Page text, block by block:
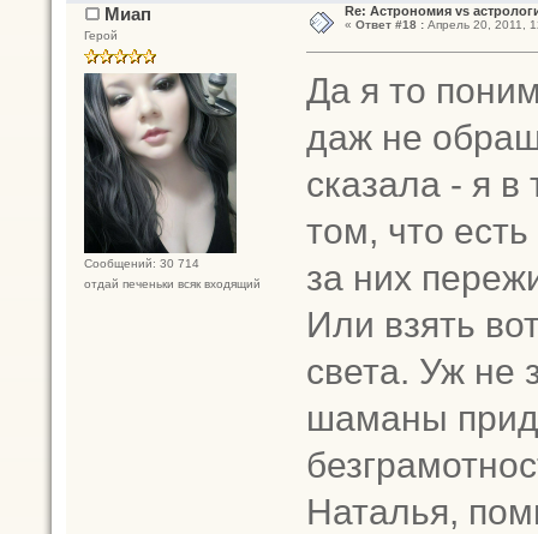
Миап
Герой
Сообщений: 30 714
отдай печеньки всяк входящий
Re: Астрономия vs
« Ответ #18 :Апрель 20, 2011,
Да я то
даж не
сказала - я
том, что
за них
Или взять
света. Уж не
шаманы
Наталья,